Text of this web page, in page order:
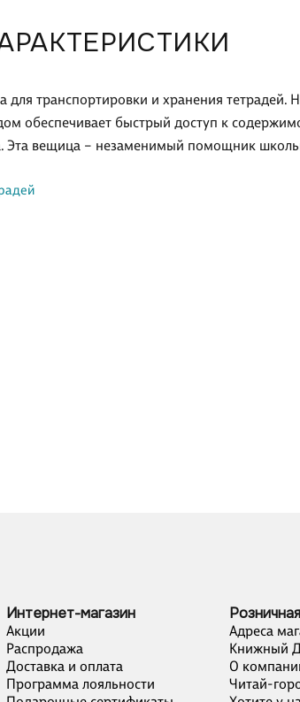
для транспортировки и хранения тетрадей.
обеспечивает быстрый доступ к
Эта вещица – незаменимый помощник
Интернет-магазин
Акции
Распродажа
Доставка и оплата
Программа лояльности
Адреса
Книжный
О
Читай-